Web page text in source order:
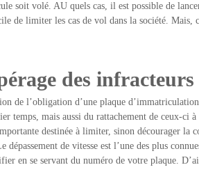
soit volé. AU quels cas, il est possible de
de limiter les cas de vol dans la société. Mais,
des infracteurs
de l’obligation d’une plaque
temps, mais aussi du rattachement de ceux-ci
destinée à limiter, sinon décourager la
de vitesse est l’une des plus
en se servant du numéro de votre plaque.